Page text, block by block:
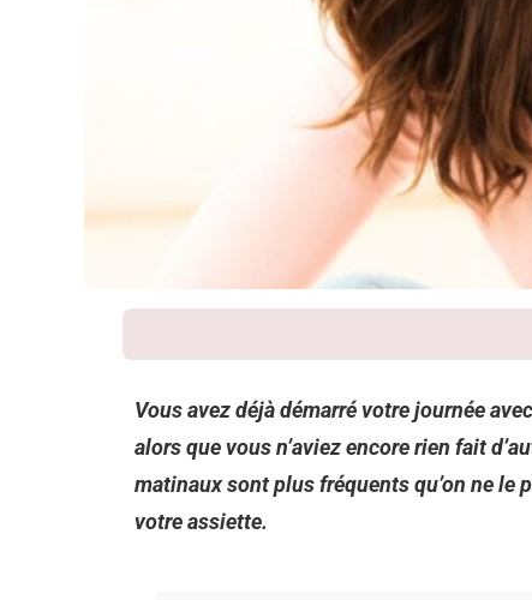
Vous avez déjà démarré votre journée
alors que vous n’aviez encore rien fait
matinaux sont plus fréquents qu’on ne le
votre assiette.